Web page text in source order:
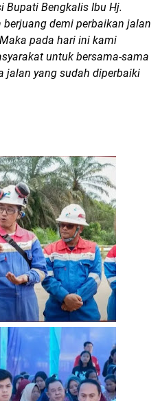
Bengkalis Ibu Hj.
berjuang demi perbaikan jalan
pada hari ini kami
untuk bersama-sama
jalan yang sudah diperbaiki